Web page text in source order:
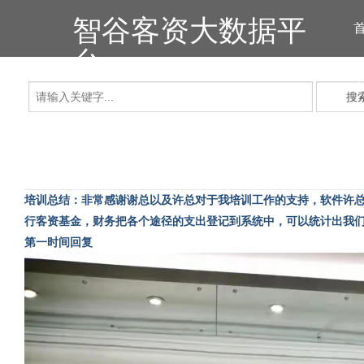
智谷客资大数据平
台
搜
培训总结：非常感谢谢总以及许总对于我培训工作的支持，软件
行客资基金， 财务把各个途径的支出登记到系统中，可以统计出我
第一时间回复